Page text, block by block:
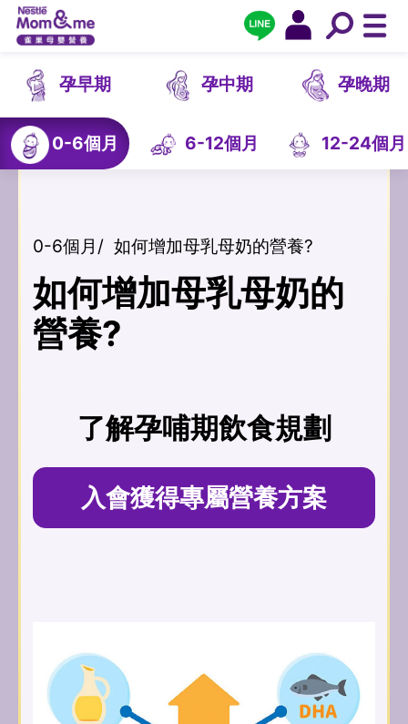
孕早期 孕中期 孕晚期
0-6個月 6-12個月 12-24個月
0-6個月 / 如何增加母乳母奶的營養?
如何增加母乳母奶的
營養?
了解孕哺期飲食規劃
入會獲得專屬營養方案